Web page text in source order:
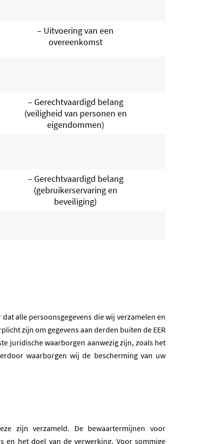
– Uitvoering van een
overeenkomst
– Gerechtvaardigd belang
(veiligheid van personen en
eigendommen)
– Gerechtvaardigd belang
(gebruikerservaring en
beveiliging)
alle persoonsgegevens die wij verzamelen en
zijn om gegevens aan derden buiten de EER
juridische waarborgen aanwezig zijn, zoals het
waarborgen wij de bescherming van uw
zijn verzameld. De bewaartermijnen voor
en het doel van de verwerking. Voor sommige